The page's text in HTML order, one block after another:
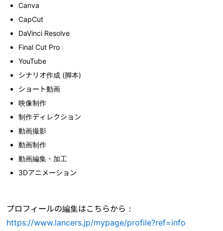
Canva
CapCut
DaVinci Resolve
Final Cut Pro
YouTube
シナリオ作成 (脚本)
ショート動画
映像制作
制作ディレクション
動画撮影
動画制作
動画編集・加工
3Dアニメーション
プロフィールの編集はこちらから：
https://www.lancers.jp/mypage/profile?ref=info